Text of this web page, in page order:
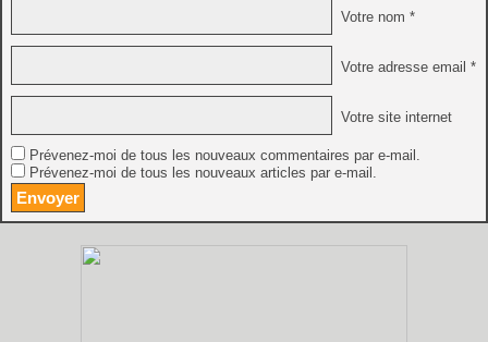
Votre nom *
Votre adresse email *
Votre site internet
Prévenez-moi de tous les nouveaux commentaires par e-mail.
Prévenez-moi de tous les nouveaux articles par e-mail.